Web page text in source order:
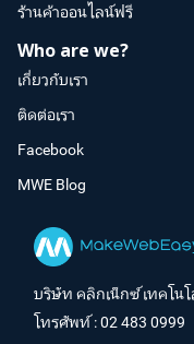
ร้านค้าออนไลน์ฟรี
Who are we?
เกี่ยวกับเรา
ติดต่อเรา
Facebook
MWE Blog
บริษัท คลิกเน็กซ์ เทคโน
โทรศัพท์ :02 483 0999